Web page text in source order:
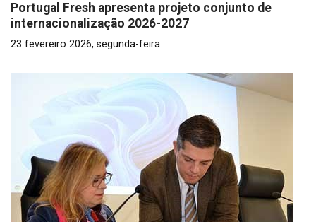
Portugal Fresh apresenta projeto conjunto de
internacionalização 2026-2027
23 fevereiro 2026, segunda-feira